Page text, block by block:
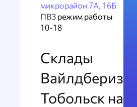
микрорайон 7А, 16Б
ПВЗ режим работы
10-18
Склады
Вайлдбериз
Тобольск на